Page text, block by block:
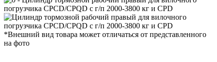
*Внешний вид товара может отличаться от представленного
на фото